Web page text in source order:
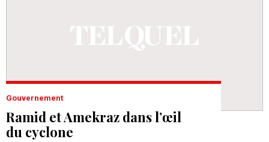
Gouvernement
Ramid et Amekraz dans l’œil
du cyclone